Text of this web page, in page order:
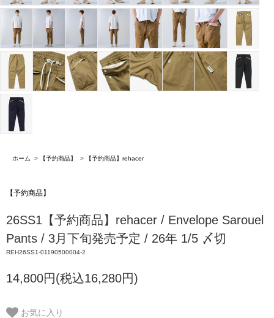
ホーム > 【予約商品】 > 【予約商品】rehacer
【予約商品】
26SS1【予約商品】rehacer / Envelope Sarouel
Pants / 3月下旬発売予定 / 26年 1/5 〆切
REH26SS1-01190500004-2
14,800円(税込16,280円)
お気に入り